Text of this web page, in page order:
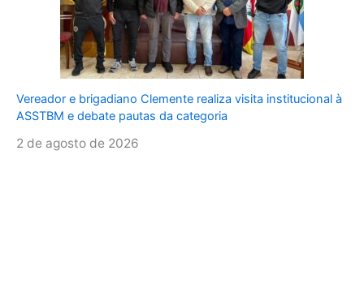
Vereador e brigadiano Clemente realiza visita institucional à
ASSTBM e debate pautas da categoria
2 de agosto de 2026